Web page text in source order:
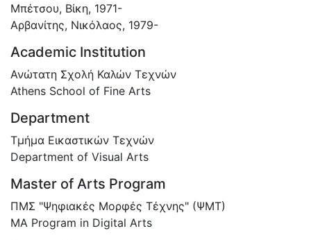
Μπέτσου, Βίκη, 1971-
Αρβανίτης, Νικόλαος, 1979-
Academic Institution
Ανώτατη Σχολή Καλών Τεχνών
Athens School of Fine Arts
Department
Τμήμα Εικαστικών Τεχνών
Department of Visual Arts
Master of Arts Program
ΠΜΣ "Ψηφιακές Μορφές Τέχνης" (ΨΜΤ)
MA Program in Digital Arts